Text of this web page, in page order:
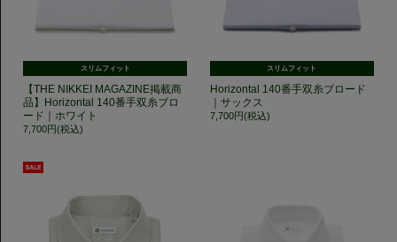
スリムフィット
【THE NIKKEI MAGAZINE掲載商
品】Horizontal 140番手双糸ブロ
ード｜ホワイト
7,700円(税込)
スリムフィット
Horizontal 140番手双糸ブロード
｜サックス
7,700円(税込)